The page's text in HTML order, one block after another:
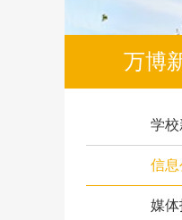
万博
学校
信息
媒体